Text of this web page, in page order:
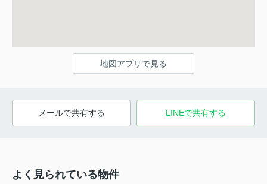
地図アプリで見る
メールで共有する LINEで共有する
よく見られている物件